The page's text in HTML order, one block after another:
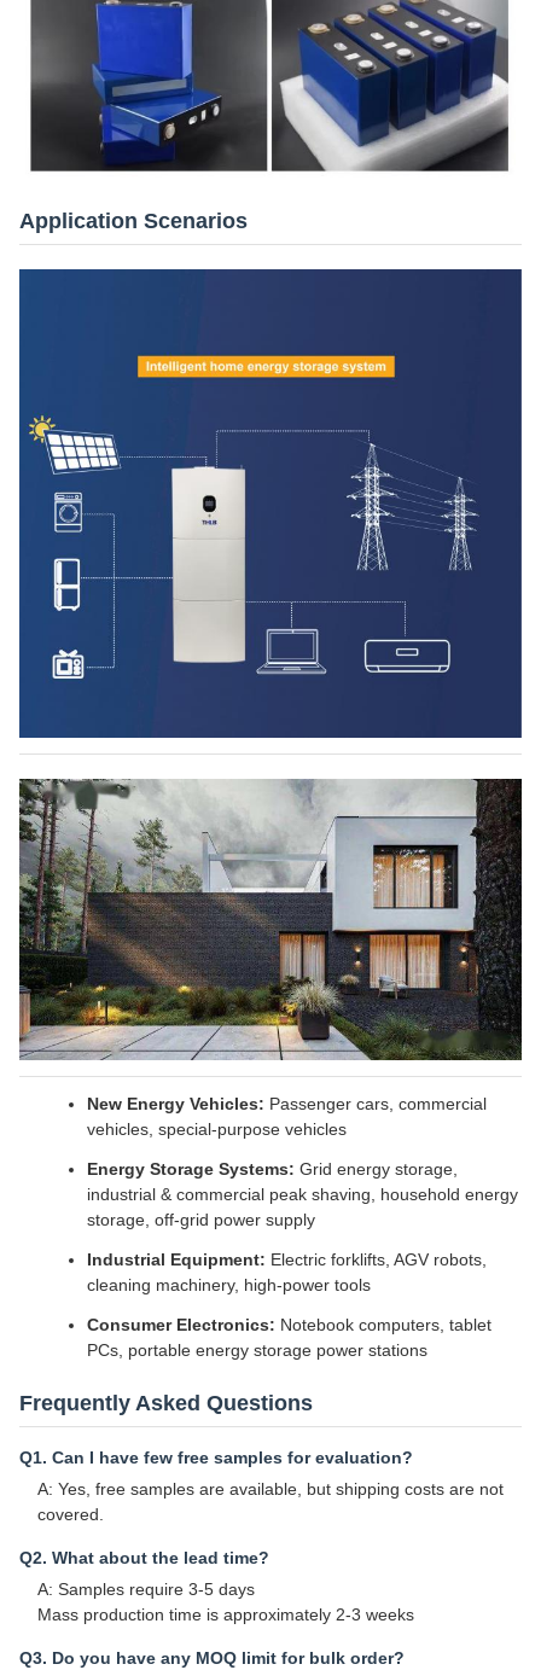
Application Scenarios
New Energy Vehicles: Passenger cars, commercial
vehicles, special-purpose vehicles
Energy Storage Systems: Grid energy storage,
industrial & commercial peak shaving, household energy
storage, off-grid power supply
Industrial Equipment: Electric forklifts, AGV robots,
cleaning machinery, high-power tools
Consumer Electronics: Notebook computers, tablet
PCs, portable energy storage power stations
Frequently Asked Questions
Q1. Can I have few free samples for evaluation?
A: Yes, free samples are available, but shipping costs are not
covered.
Q2. What about the lead time?
A: Samples require 3-5 days
Mass production time is approximately 2-3 weeks
Q3. Do you have any MOQ limit for bulk order?